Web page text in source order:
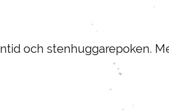
och stenhuggarepoken.